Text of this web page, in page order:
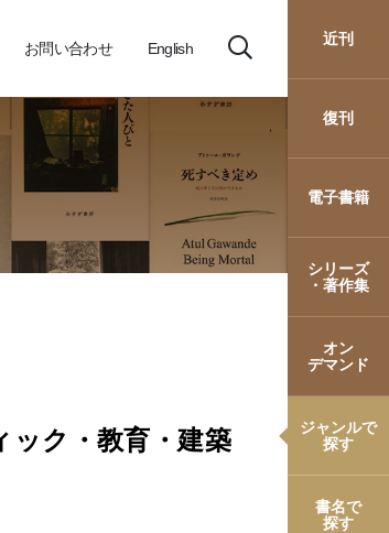
お問い合わせ English
近刊
復刊
電子書籍
シリーズ
・著作集
オン
デマンド
ジャンルで
探す
書名で
探す
ク・教育・建築